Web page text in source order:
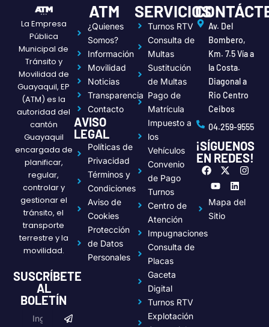
La Empresa
Pública
Municipal de
Tránsito y
Movilidad de
Guayaquil, EP
(ATM) es la
autoridad del
cantón
Guayaquil
encargada de
planificar,
regular,
controlar y
gestionar el
tránsito, el
transporte
terrestre y la
movilidad.
SUSCRÍBETE
AL
BOLETÍN
ATM
¿Quienes
Somos?
Información
Movilidad
Noticias
Transparencia
Contacto
AVISO
LEGAL
Políticas de
Privacidad
Términos y
Condiciones
Aviso de
Cookies
Protección
de Datos
Personales
SERVICIOS
Turnos RTV
Consulta de
Multas
Sustitución
de Multas
Pago de
Matrícula
Impuesto a
los
Vehículos
Convenio
de Pago
Turnos
Centro de
Atención
Impugnaciones
Consulta de
Placas
Gaceta
Digital
Turnos RTV
Explotación
Av. Del
Bombero,
Km. 7.5 Vía a
la Costa.
Diagonal a
Rio Centro
Ceibos
04.259-9555
¡SÍGUENOS
EN REDES!
F
a
c
e
b
o
k
X
-
i
t
I
n
t
a
Y
u
t
u
b
n
k
e
Mapa del
Sitio